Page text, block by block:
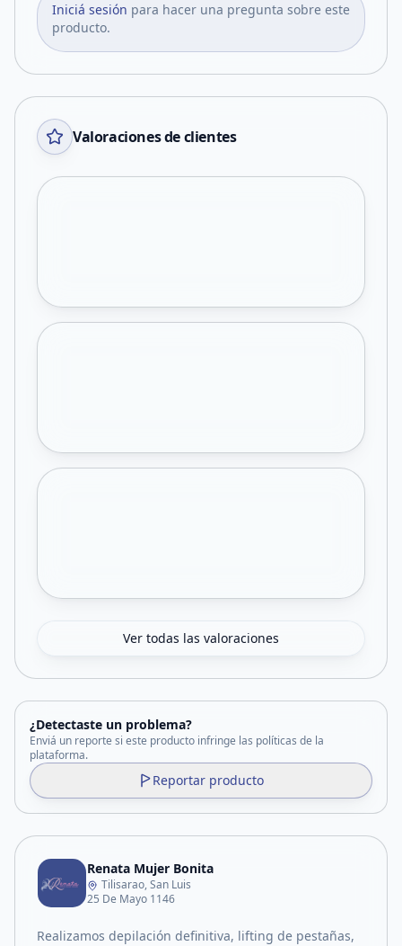
Iniciá sesión para hacer una pregunta sobre este
producto.
Valoraciones de clientes
Ver todas las valoraciones
¿Detectaste un problema?
Enviá un reporte si este producto infringe las políticas de la
plataforma.
Reportar producto
Renata Mujer Bonita
Tilisarao, San Luis
25 De Mayo 1146
Realizamos depilación definitiva, lifting de pestañas,